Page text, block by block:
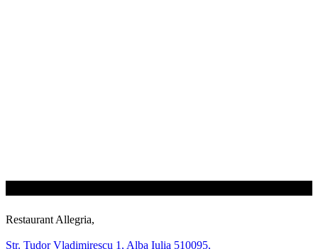
Restaurant Allegria,
Str. Tudor Vladimirescu 1, Alba Iulia 510095,